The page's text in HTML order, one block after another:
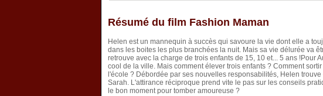
Résumé du film Fashion Maman
Helen est un mannequin à succès qui savoure la vie dont elle a
dans les boites les plus branchées la nuit. Mais sa vie délurée va
retrouve avec la charge de trois enfants de 15, 10 et... 5 ans !Pour
cool de la ville. Mais comment élever trois enfants ? Comment
l'école ? Débordée par ses nouvelles responsabilités, Helen
Sarah. L'attirance réciproque prend vite le pas sur les conseils
le bon moment pour tomber amoureuse ?